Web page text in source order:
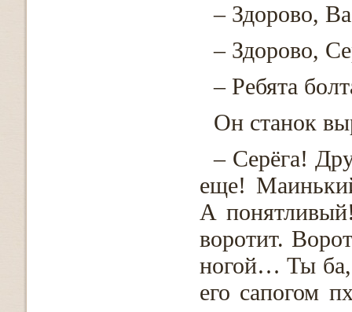
– Здорово,
– Здорово,
– Ребята
Он станок
– Серёга!
еще!
А
воротит.
ногой… Ты ба,
его сапогом